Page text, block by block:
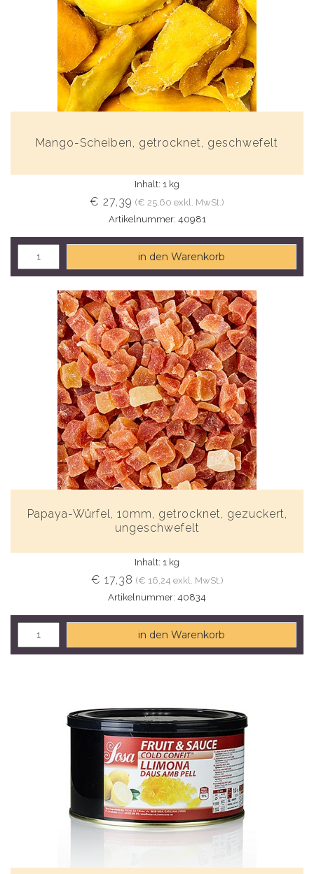
Mango-Scheiben, getrocknet, geschwefelt
Inhalt: 1 kg
€ 27,39 (€ 25,60 exkl. MwSt.)
Artikelnummer: 40981
in den Warenkorb
Papaya-Würfel, 10mm, getrocknet, gezuckert,
ungeschwefelt
Inhalt: 1 kg
€ 17,38 (€ 16,24 exkl. MwSt.)
Artikelnummer: 40834
in den Warenkorb